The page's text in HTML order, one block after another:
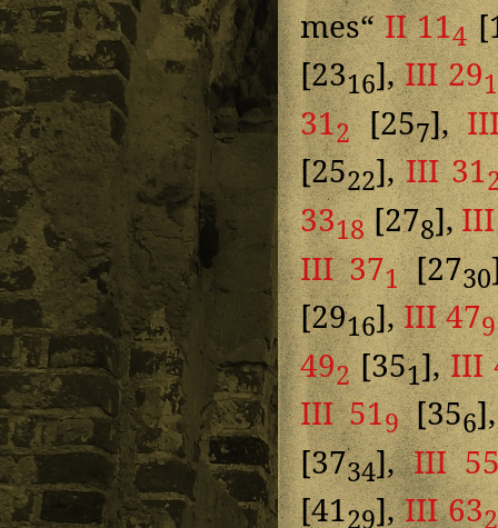
mes“II 114
[2316],III 29
312[257],
[2522],III 31
3318[278],
III 371[2730
[2916],III 479
492[351],III
III 519[356
[3734],III
[4129],III 63